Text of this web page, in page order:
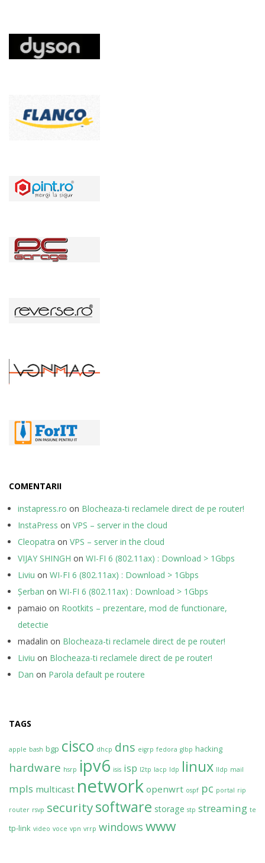
COMENTARII
instapress.ro on Blocheaza-ti reclamele direct de pe router!
InstaPress on VPS – server in the cloud
Cleopatra on VPS – server in the cloud
VIJAY SHINGH on WI-FI 6 (802.11ax) : Download > 1Gbps
Liviu on WI-FI 6 (802.11ax) : Download > 1Gbps
Șerban on WI-FI 6 (802.11ax) : Download > 1Gbps
pamaio on Rootkits – prezentare, mod de functionare,
detectie
madalin on Blocheaza-ti reclamele direct de pe router!
Liviu on Blocheaza-ti reclamele direct de pe router!
Dan on Parola default pe routere
TAGS
apple bash bgp cisco dhcp dns eigrp fedora glbp hacking
hardware hsrp ipv6 isis isp l2tp lacp ldp linux lldp mail
mpls multicast network openwrt ospf pc portal rip
router rsvp securitysoftware storage stp streaming te
tp-link video voce vpn vrrp windows www